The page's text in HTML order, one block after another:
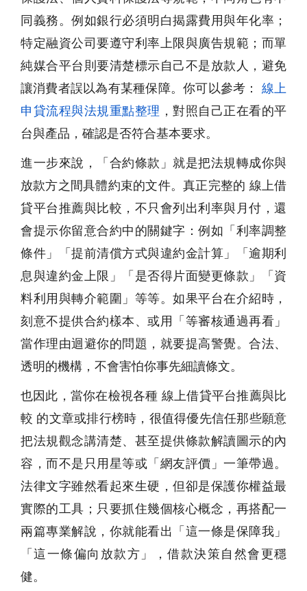
同義務。例如銀行必須明白揭露費用與年化率；
特定融資公司要遵守利率上限與廣告規範；而單
純媒合平台則要清楚標示自己不是放款人，避免
讓消費者誤以為有某種保障。你可以參考：
線上
申貸流程與法規重點整理 ，對照自己正在看的平
台與產品，確認是否符合基本要求。
進一步來說，「合約條款」就是把法規轉成你與
放款方之間具體約束的文件。真正完整的 線上借
貸平台推薦與比較，不只會列出利率與月付，還
會提示你留意合約中的關鍵字：例如「利率調整
條件」「提前清償方式與違約金計算」「逾期利
息與違約金上限」「是否得片面變更條款」「資
料利用與轉介範圍」等等。如果平台在介紹時，
刻意不提供合約樣本、或用「等審核通過再看」
當作理由迴避你的問題，就要提高警覺。合法、
透明的機構，不會害怕你事先細讀條文。
也因此，當你在檢視各種 線上借貸平台推薦與比
較 的文章或排行榜時，很值得優先信任那些願意
把法規觀念講清楚、甚至提供條款解讀圖示的內
容，而不是只用星等或「網友評價」一筆帶過。
法律文字雖然看起來生硬，但卻是保護你權益最
實際的工具；只要抓住幾個核心概念，再搭配一
兩篇專業解說，你就能看出「這一條是保障我」
「這一條偏向放款方」，借款決策自然會更穩
健。